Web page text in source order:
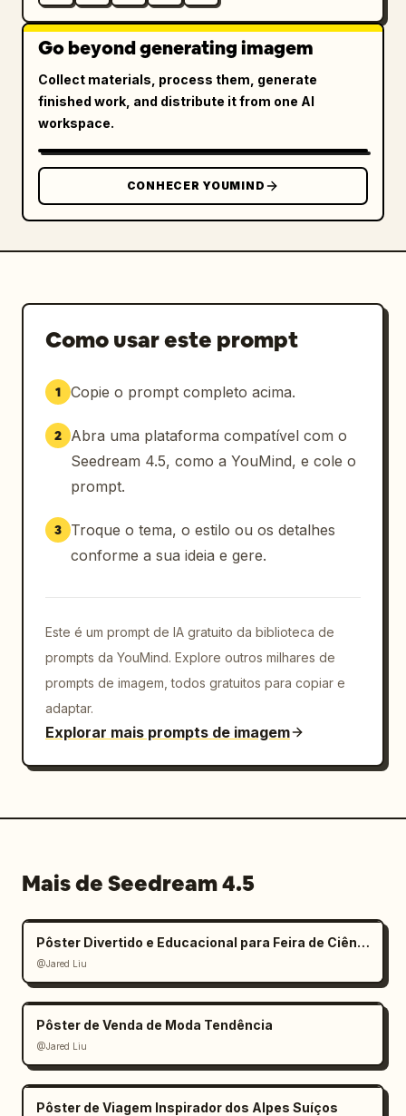
Go beyond generating imagem
Collect materials, process them, generate
finished work, and distribute it from one AI
workspace.
CONHECER YOUMIND
Como usar este prompt
1 Copie o prompt completo acima.
2
Abra uma plataforma compatível com o
Seedream 4.5, como a YouMind, e cole o
prompt.
3
Troque o tema, o estilo ou os detalhes
conforme a sua ideia e gere.
Este é um prompt de IA gratuito da biblioteca de
prompts da YouMind. Explore outros milhares de
prompts de imagem, todos gratuitos para copiar e
adaptar.
Explorar mais prompts de imagem
Mais de Seedream 4.5
Pôster Divertido e Educacional para Feira de Ciências Infantil
@Jared Liu
Pôster de Venda de Moda Tendência
@Jared Liu
Pôster de Viagem Inspirador dos Alpes Suíços